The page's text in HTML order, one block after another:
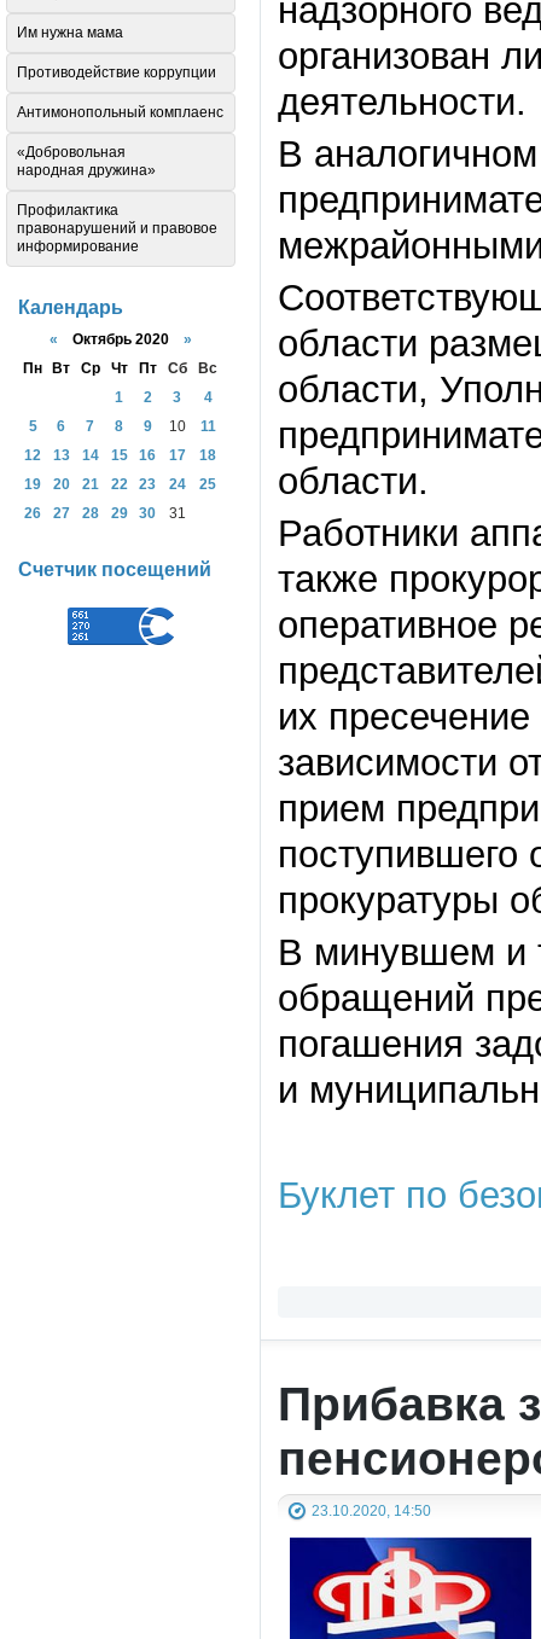
надзорного
организован
деятельности.
В
области
области,
области.
Работники
также
оперативное
их
зависимости
прием
поступившего
прокуратуры
В минувшем и
обращений
погашения
и
Буклет по
Прибавка
23.10.2020, 14:50
Им нужна мама
Противодействие коррупции
Антимонопольный комплаенс
«Добровольная
народная дружина»
Профилактика
правонарушений и правовое
информирование
Календарь
« Октябрь 2020 »
Пн
Вт Ср Чт Пт Сб
Вс
1
2 3
4
5
6 7 8 9 10
11
12
13 14 15 16 17
18
19
20 21 22 23 24
25
26
27 28 29 30 31
Счетчик посещений